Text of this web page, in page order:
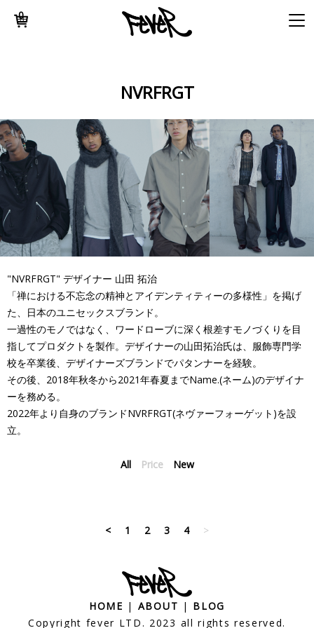
0
NVRFRGT
"NVRFRGT" デザイナー 山田 拓治
「禅における不忘念の精神とアイデンティティーの多様性」を掲げ
た、日本のユニセックスブランド。
一過性のモノではなく、ワードローブに深く根差すモノづくりを目
指してプロダクトを製作。デザイナーの山田拓治氏は、服飾専門学
校を卒業後、デザイナーズブランドでパタンナーを経験。
その後、2018年秋冬から2021年春夏までName.(ネーム)のデザイナ
ーを務める。
2022年より自身のブランドNVRFRGT(ネヴァーフォーゲット)を設
立。
All Price New
< 1 2 3 4 >
HOME | ABOUT | BLOG
Copyright fever LTD. 2023 all rights reserved.